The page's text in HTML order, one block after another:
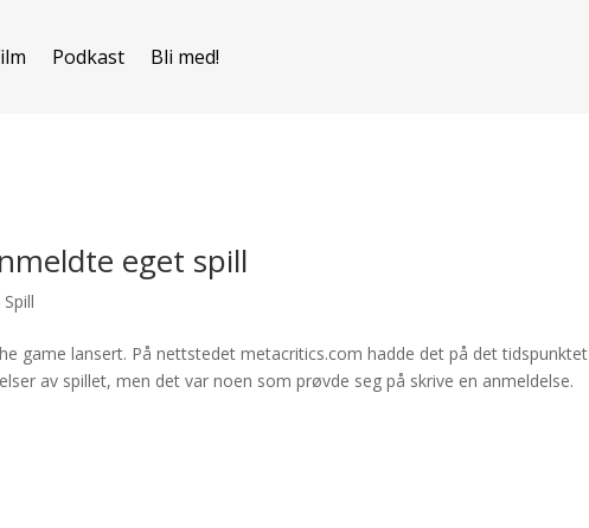
Podkast Bli med!
eget spill
Spill
game lansert. På nettstedet metacritics.com hadde det på det tidspunktet
av spillet, men det var noen som prøvde seg på skrive en anmeldelse.